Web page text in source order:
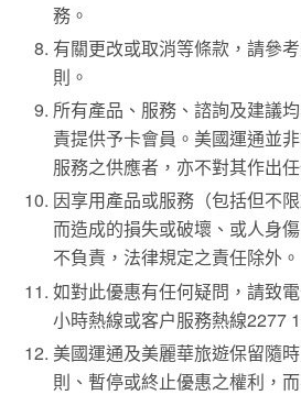
務。
有關更改或取消等條款，請參
則。
所有產品、服務、諮詢及建議
責提供予卡會員。美國運通並
服務之供應者，亦不對其作出
因享用產品或服務（包括但不限
而造成的損失或破壞、或人身
不負責，法律規定之責任除外。
如對此優惠有任何疑問，請致
小時熱線或客户服務熱線2277
美國運通及美麗華旅遊保留隨
則、暫停或終止優惠之權利，